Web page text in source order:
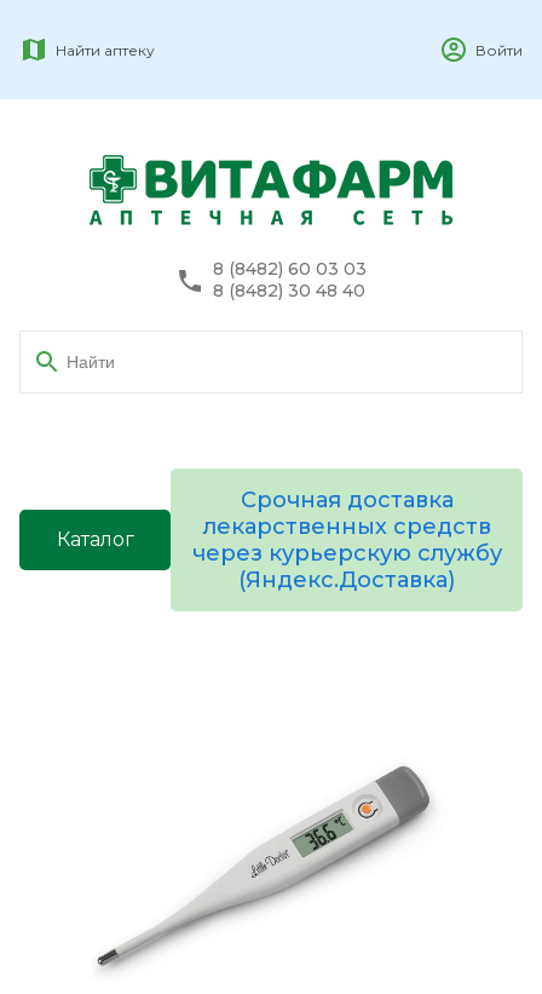
Найти аптеку Войти
8 (8482) 60 03 03
8 (8482) 30 48 40
Каталог
Срочная доставка
лекарственных средств
через курьерскую службу
(Яндекс.Доставка)